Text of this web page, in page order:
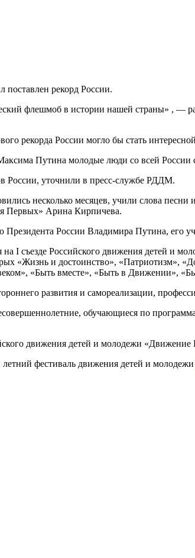
рекорд России.
флешмоб в истории нашей страны» , —
рекорда России могло бы стать
Путина молодые люди со всей России
России, уточнили в пресс-службе РДДМ.
несколько месяцев, учили слова
Первых» Арина Кирпичева.
России Владимира Путина, его
I съезде Российского движения детей и
«Жизнь и достоинство», «Патриотизм»,
«Быть вместе», «Быть в Движении»,
развития и самореализации,
обучающиеся по
движения детей и молодежи
фестиваль движения детей и молодежи